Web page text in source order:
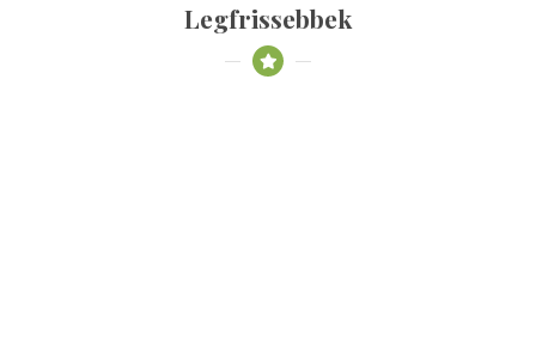
Legfrissebbek